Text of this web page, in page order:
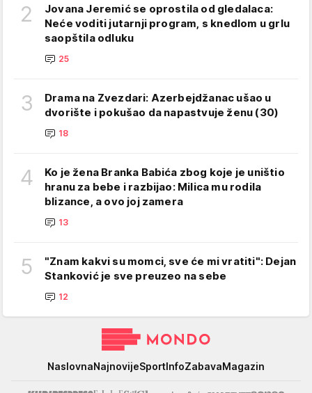
2
Jovana Jeremić se oprostila od gledalaca:
Neće voditi jutarnji program, s knedlom u grlu
saopštila odluku
25
3
Drama na Zvezdari: Azerbejdžanac ušao u
dvorište i pokušao da napastvuje ženu (30)
18
4
Ko je žena Branka Babića zbog koje je uništio
hranu za bebe i razbijao: Milica mu rodila
blizance, a ovo joj zamera
13
5
"Znam kakvi su momci, sve će mi vratiti": Dejan
Stanković je sve preuzeo na sebe
12
NaslovnaNajnovijeSportInfoZabavaMagazin